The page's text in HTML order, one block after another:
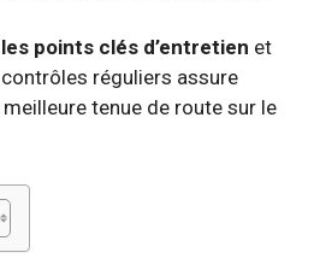
points clés d’entretien et
réguliers assure
tenue de route sur le